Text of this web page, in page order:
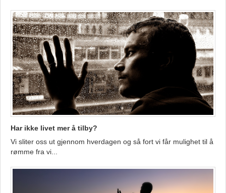
Har ikke livet mer å tilby?
Vi sliter oss ut gjennom hverdagen og så fort vi får mulighet til å
rømme fra vi...